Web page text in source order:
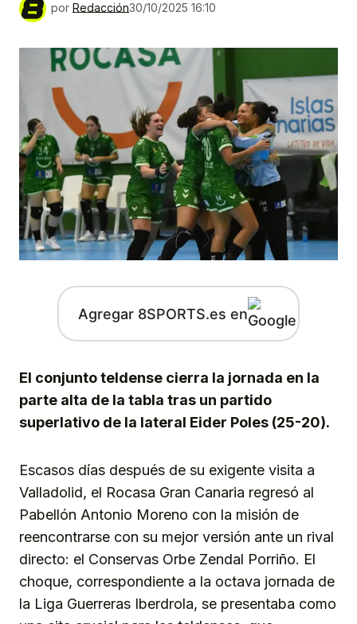
por Redacción30/10/2025 16:10
Agregar 8SPORTS.es en
El conjunto teldense cierra la jornada en la
parte alta de la tabla tras un partido
superlativo de la lateral Eider Poles (25-20).
Escasos días después de su exigente visita a
Valladolid, el Rocasa Gran Canaria regresó al
Pabellón Antonio Moreno con la misión de
reencontrarse con su mejor versión ante un rival
directo: el Conservas Orbe Zendal Porriño. El
choque, correspondiente a la octava jornada de
la Liga Guerreras Iberdrola, se presentaba como